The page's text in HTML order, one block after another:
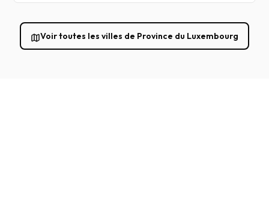
Voir toutes les villes de Province du Luxembourg